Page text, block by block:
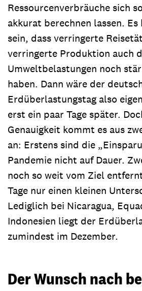
Ressourcenverbräuche sich
akkurat berechnen lassen.
sein, dass verringerte
verringerte Produktion auch
Umweltbelastungen noch
haben. Dann wäre der
Erdüberlastungstag also
erst ein paar Tage später.
Genauigkeit kommt es aus
an: Erstens sind die
Pandemie nicht auf Dauer.
noch so weit vom Ziel
Tage nur einen kleinen
Lediglich bei Nicaragua,
Indonesien liegt der
zumindest im Dezember.
Der Wunsch nach